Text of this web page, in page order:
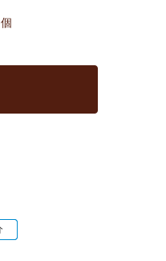
個